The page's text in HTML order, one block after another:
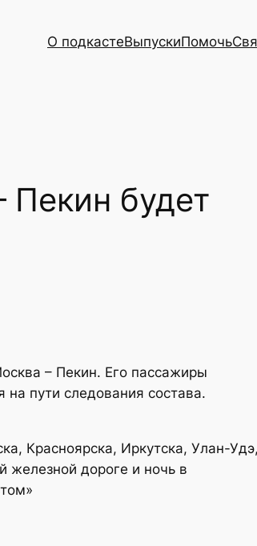
О подкастеВыпускиПомочь
Пекин будет
– Пекин. Его пассажиры
на пути следования состава.
Красноярска, Иркутска, Улан-Удэ,
железной дороге и ночь в